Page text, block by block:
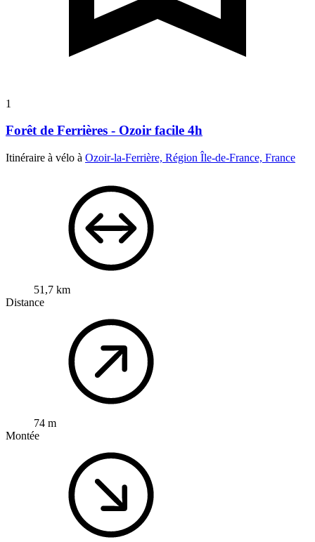
1
Forêt de Ferrières - Ozoir facile 4h
Itinéraire à vélo à Ozoir-la-Ferrière, Région Île-de-France, France
51,7 km
Distance
74 m
Montée